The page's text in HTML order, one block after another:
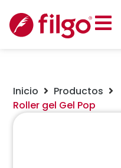
Inicio Productos
Roller gel Gel Pop